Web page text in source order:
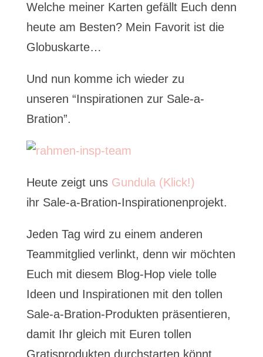
Welche meiner Karten gefällt Euch denn
heute am Besten? Mein Favorit ist die
Globuskarte…
Und nun komme ich wieder zu
unseren “Inspirationen zur Sale-a-
Bration”.
Heute zeigt uns Gundula (Klick!)
ihr Sale-a-Bration-Inspirationenprojekt.
Jeden Tag wird zu einem anderen
Teammitglied verlinkt, denn wir möchten
Euch mit diesem Blog-Hop viele tolle
Ideen und Inspirationen mit den tollen
Sale-a-Bration-Produkten präsentieren,
damit Ihr gleich mit Euren tollen
Gratisprodukten durchstarten könnt.